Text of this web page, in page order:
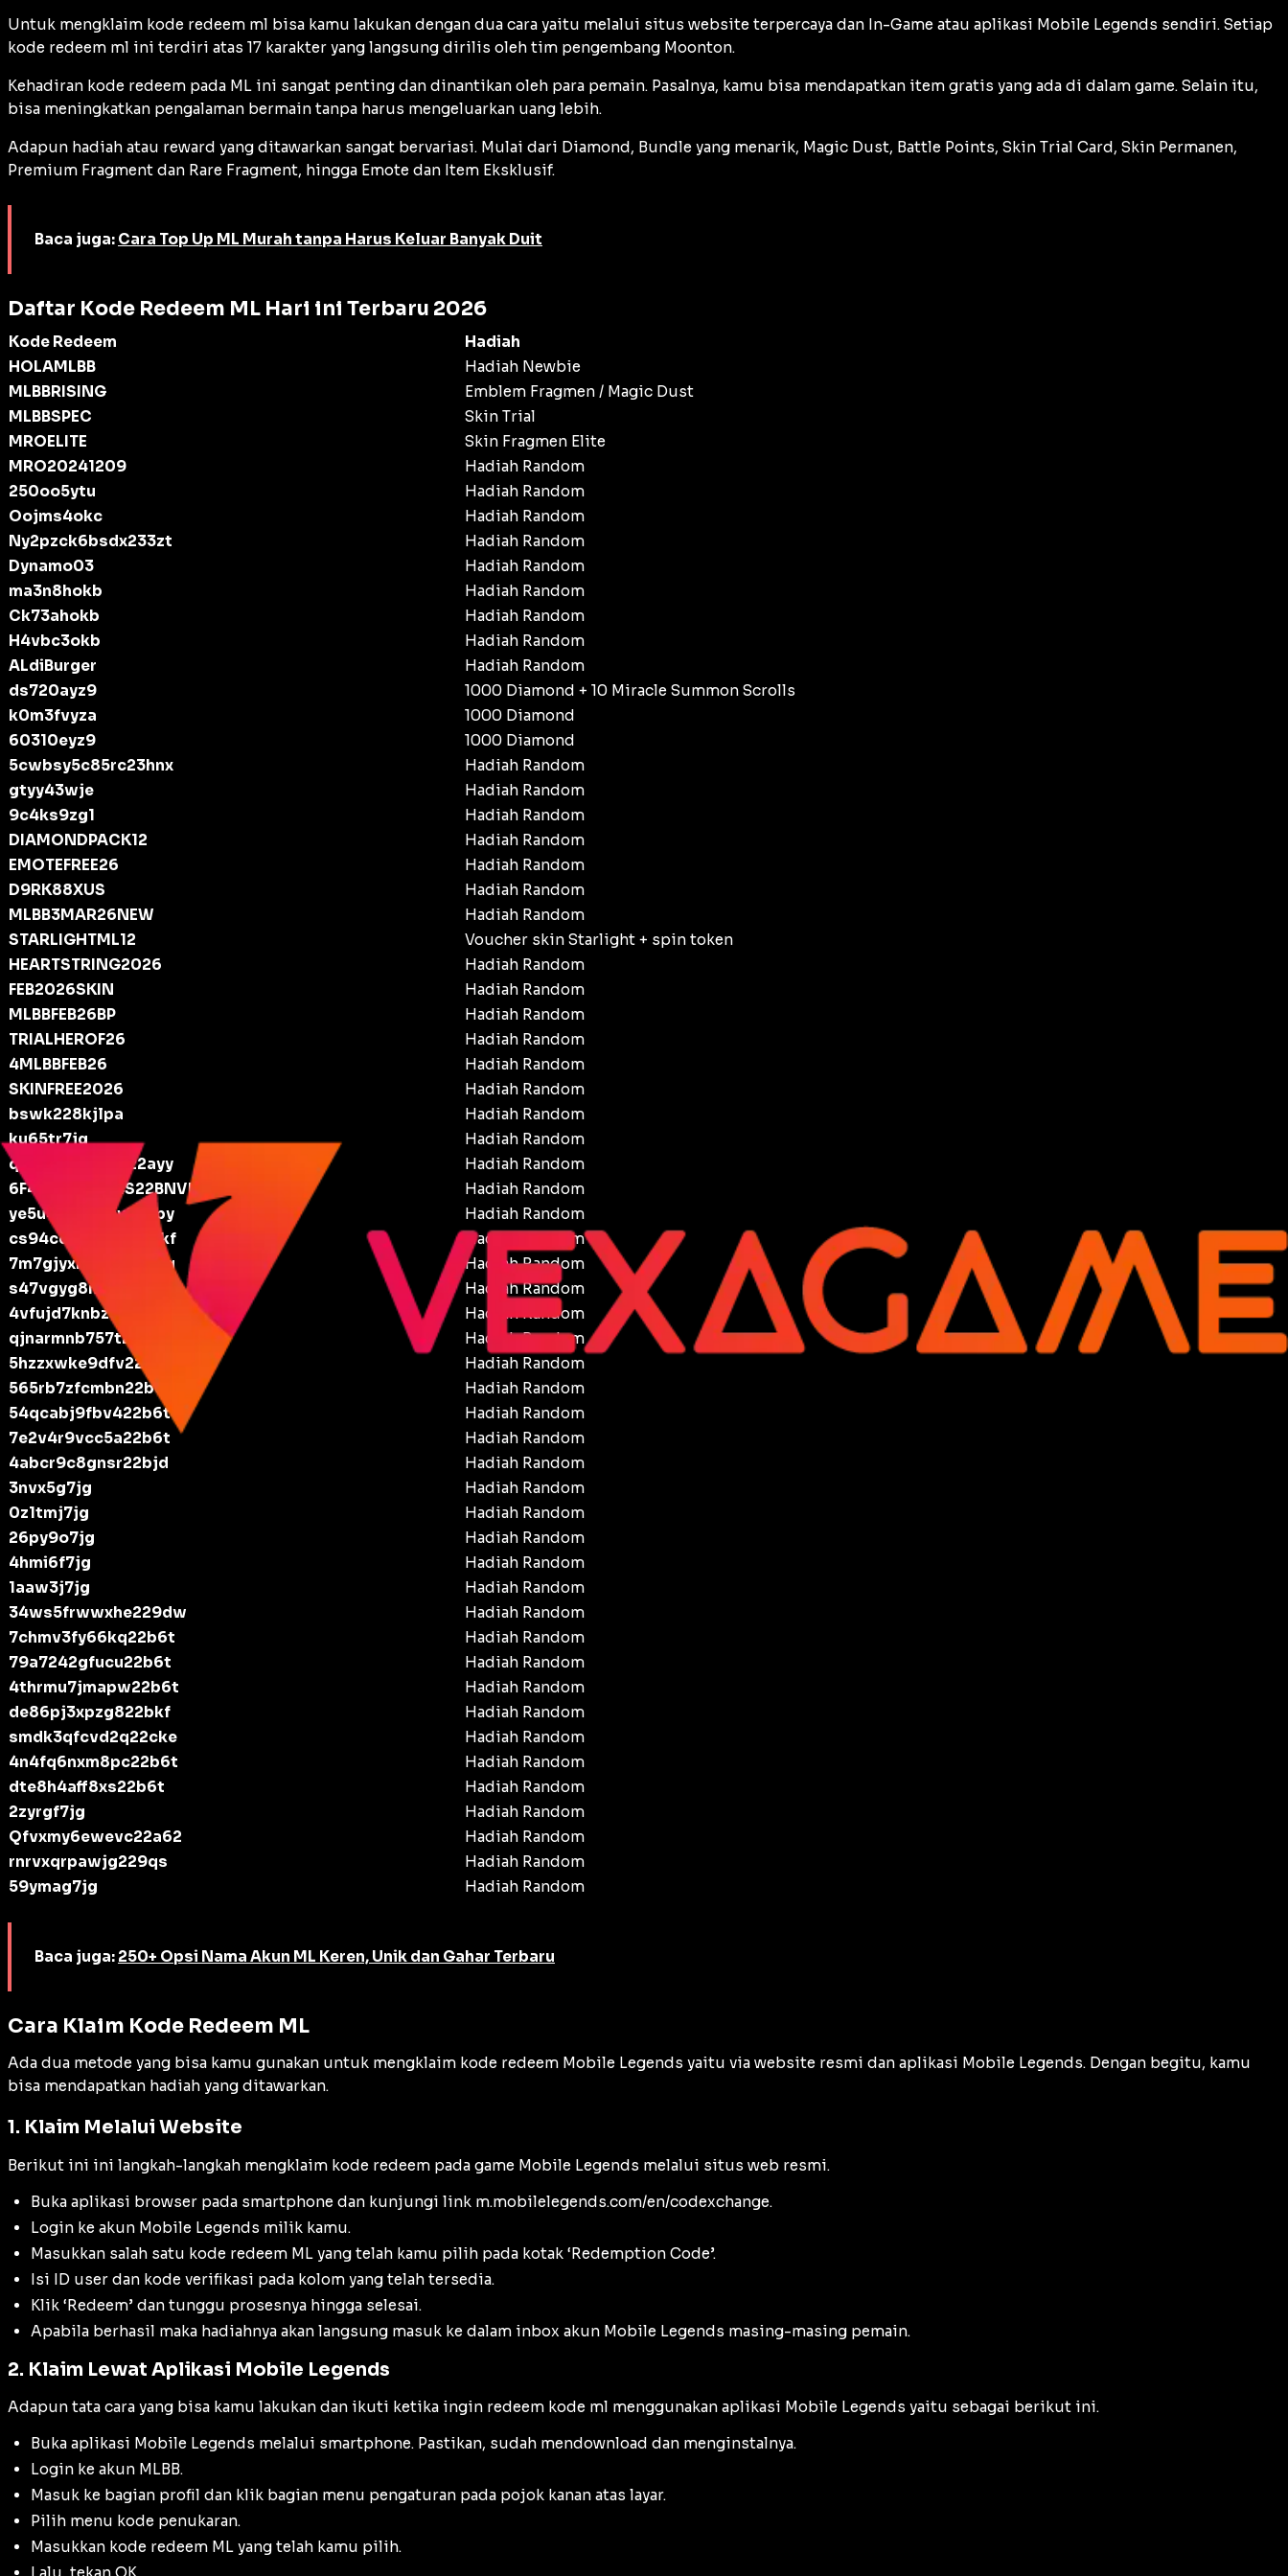
Untuk mengklaim kode redeem ml bisa kamu lakukan dengan dua cara yaitu melalui situs website terpercaya dan In-Game atau aplikasi Mobile Legends sendiri. Setiap
kode redeem ml ini terdiri atas 17 karakter yang langsung dirilis oleh tim pengembang Moonton.
Kehadiran kode redeem pada ML ini sangat penting dan dinantikan oleh para pemain. Pasalnya, kamu bisa mendapatkan item gratis yang ada di dalam game. Selain itu,
bisa meningkatkan pengalaman bermain tanpa harus mengeluarkan uang lebih.
Adapun hadiah atau reward yang ditawarkan sangat bervariasi. Mulai dari Diamond, Bundle yang menarik, Magic Dust, Battle Points, Skin Trial Card, Skin Permanen,
Premium Fragment dan Rare Fragment, hingga Emote dan Item Eksklusif.
Baca juga: Cara Top Up ML Murah tanpa Harus Keluar Banyak Duit
Daftar Kode Redeem ML Hari ini Terbaru 2026
Kode Redeem
Hadiah
HOLAMLBB
Hadiah Newbie
MLBBRISING
Emblem Fragmen / Magic Dust
MLBBSPEC
Skin Trial
MROELITE
Skin Fragmen Elite
MRO20241209
Hadiah Random
250oo5ytu
Hadiah Random
Oojms4okc
Hadiah Random
Ny2pzck6bsdx233zt
Hadiah Random
Dynamo03
Hadiah Random
ma3n8hokb
Hadiah Random
Ck73ahokb
Hadiah Random
H4vbc3okb
Hadiah Random
ALdiBurger
Hadiah Random
ds720ayz9
1000 Diamond + 10 Miracle Summon Scrolls
k0m3fvyza
1000 Diamond
60310eyz9
1000 Diamond
5cwbsy5c85rc23hnx
Hadiah Random
gtyy43wje
Hadiah Random
9c4ks9zg1
Hadiah Random
DIAMONDPACK12
Hadiah Random
EMOTEFREE26
Hadiah Random
D9RK88XUS
Hadiah Random
MLBB3MAR26NEW
Hadiah Random
STARLIGHTML12
Voucher skin Starlight + spin token
HEARTSTRING2026
Hadiah Random
FEB2026SKIN
Hadiah Random
MLBBFEB26BP
Hadiah Random
TRIALHEROF26
Hadiah Random
4MLBBFEB26
Hadiah Random
SKINFREE2026
Hadiah Random
bswk228kjlpa
Hadiah Random
ku65tr7jg
Hadiah Random
q2gnjvkwcasg22ayy
Hadiah Random
6F4ETQUNNE4S22BNV|
Hadiah Random
ye5u44c34n4y22bpy
Hadiah Random
cs94cdnuz2wc22bkf
Hadiah Random
7m7gjyxn4uyb22b6q
Hadiah Random
s47vgyg8nuvz22bqx
Hadiah Random
4vfujd7knbzt22chb
Hadiah Random
qjnarmnb757t22b6q
Hadiah Random
5hzzxwke9dfv22b6t
Hadiah Random
565rb7zfcmbn22b6t
Hadiah Random
54qcabj9fbv422b6t
Hadiah Random
7e2v4r9vcc5a22b6t
Hadiah Random
4abcr9c8gnsr22bjd
Hadiah Random
3nvx5g7jg
Hadiah Random
0z1tmj7jg
Hadiah Random
26py9o7jg
Hadiah Random
4hmi6f7jg
Hadiah Random
1aaw3j7jg
Hadiah Random
34ws5frwwxhe229dw
Hadiah Random
7chmv3fy66kq22b6t
Hadiah Random
79a7242gfucu22b6t
Hadiah Random
4thrmu7jmapw22b6t
Hadiah Random
de86pj3xpzg822bkf
Hadiah Random
smdk3qfcvd2q22cke
Hadiah Random
4n4fq6nxm8pc22b6t
Hadiah Random
dte8h4aff8xs22b6t
Hadiah Random
2zyrgf7jg
Hadiah Random
Qfvxmy6ewevc22a62
Hadiah Random
rnrvxqrpawjg229qs
Hadiah Random
59ymag7jg
Hadiah Random
Baca juga: 250+ Opsi Nama Akun ML Keren, Unik dan Gahar Terbaru
Cara Klaim Kode Redeem ML
Ada dua metode yang bisa kamu gunakan untuk mengklaim kode redeem Mobile Legends yaitu via website resmi dan aplikasi Mobile Legends. Dengan begitu, kamu
bisa mendapatkan hadiah yang ditawarkan.
1. Klaim Melalui Website
Berikut ini ini langkah-langkah mengklaim kode redeem pada game Mobile Legends melalui situs web resmi.
Buka aplikasi browser pada smartphone dan kunjungi link m.mobilelegends.com/en/codexchange.
Login ke akun Mobile Legends milik kamu.
Masukkan salah satu kode redeem ML yang telah kamu pilih pada kotak ‘Redemption Code’.
Isi ID user dan kode verifikasi pada kolom yang telah tersedia.
Klik ‘Redeem’ dan tunggu prosesnya hingga selesai.
Apabila berhasil maka hadiahnya akan langsung masuk ke dalam inbox akun Mobile Legends masing-masing pemain.
2. Klaim Lewat Aplikasi Mobile Legends
Adapun tata cara yang bisa kamu lakukan dan ikuti ketika ingin redeem kode ml menggunakan aplikasi Mobile Legends yaitu sebagai berikut ini.
Buka aplikasi Mobile Legends melalui smartphone. Pastikan, sudah mendownload dan menginstalnya.
Login ke akun MLBB.
Masuk ke bagian profil dan klik bagian menu pengaturan pada pojok kanan atas layar.
Pilih menu kode penukaran.
Masukkan kode redeem ML yang telah kamu pilih.